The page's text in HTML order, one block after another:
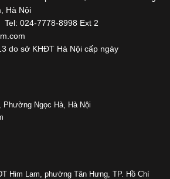
Hà Nội
024-7778-8998 Ext 2
do sở KHĐT Hà Nội cấp ngày
Phường Ngọc Hà, Hà Nội
Him Lam, phường Tân Hưng, TP. Hồ Chí